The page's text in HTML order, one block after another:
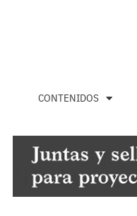
CONTENIDOS